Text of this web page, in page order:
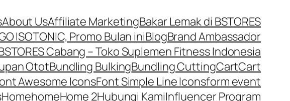
About UsAffiliate MarketingBakar Lemak di BSTORES
ISOTONIC, Promo Bulan iniBlogBrand Ambassador
Cabang – Toko Suplemen Fitness Indonesia
OtotBundling BulkingBundling CuttingCartCart
Awesome IconsFont Simple Line Iconsform event
HomehomeHome 2Hubungi KamiInfluencer Program